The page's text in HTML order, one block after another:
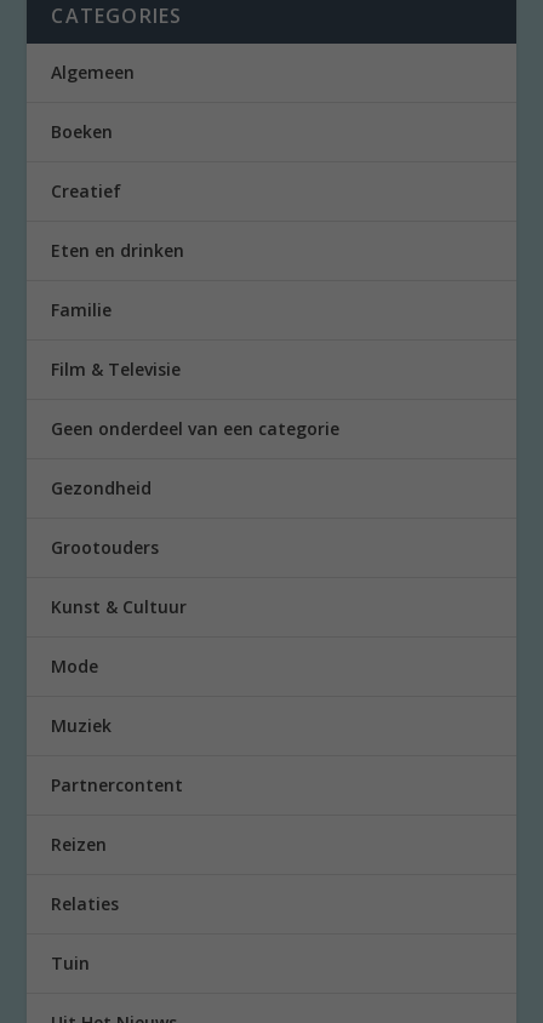
CATEGORIES
Algemeen
Boeken
Creatief
Eten en drinken
Familie
Film & Televisie
Geen onderdeel van een categorie
Gezondheid
Grootouders
Kunst & Cultuur
Mode
Muziek
Partnercontent
Reizen
Relaties
Tuin